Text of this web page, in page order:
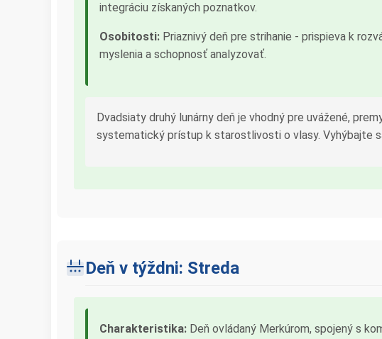
integráciu získaných poznatkov.
Osobitosti: Priaznivý deň pre strihanie - prispieva k
myslenia a schopnosť analyzovať.
Dvadsiaty druhý lunárny deň je vhodný pre uvážené,
systematický prístup k starostlivosti o vlasy. Vyhýbajte
Deň v týždni: Streda
Charakteristika: Deň ovládaný Merkúrom, spojený s